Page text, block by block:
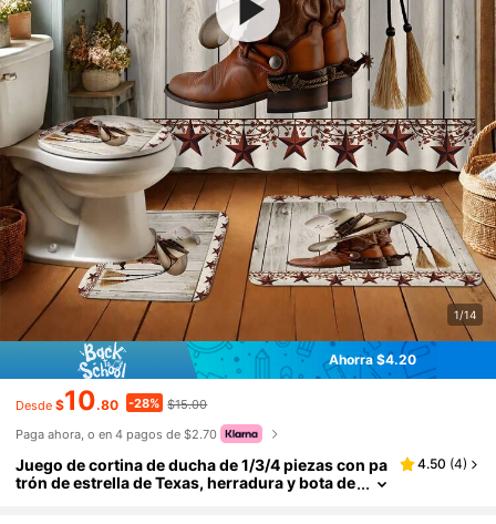
1/14
Ahorra $4.20
Desde $10.80 -28% $15.00
Paga ahora, o en 4 pagos de $2.70
Juego de cortina de ducha de 1/3/4 piezas con pa
trón de estrella de Texas, herradura y bota de
4.50 (4)